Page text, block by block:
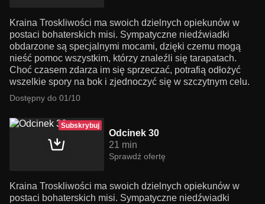
Kraina Troskliwości ma swoich dzielnych opiekunów w
postaci bohaterskich misi. Sympatyczne niedźwiadki
obdarzone są specjalnymi mocami, dzięki czemu mogą
nieść pomoc wszystkim, którzy znaleźli się tarapatach.
Choć czasem zdarza im się sprzeczać, potrafią odłożyć
wszelkie spory na bok i zjednoczyć się w szczytnym celu.
Dostępny do 01/10
Subskrybuj
Odcinek 30
21 min
Sprawdź ofertę
Kraina Troskliwości ma swoich dzielnych opiekunów w
postaci bohaterskich misi. Sympatyczne niedźwiadki